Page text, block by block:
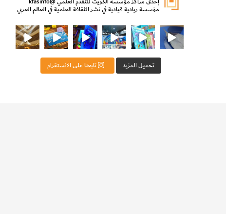
مؤسسة ريادية قيادية في نشر الثقافة العلمية في العالم العربي
ووزير الدولة لشؤون الش
من الأعماق نكتشف ومن الكتب نتعلّم⁨ رجعنا! ما كنّا بعيد! مجهزين لكم كل جديد!⁩
تحميل المزيد تابعنا على الانستقرام